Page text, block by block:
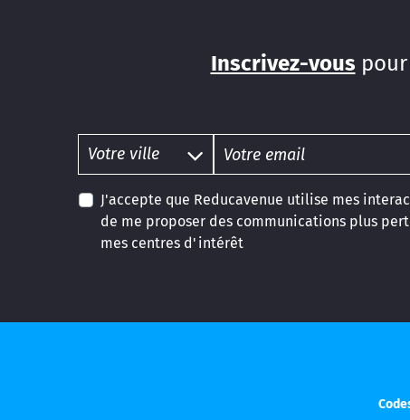
Inscrivez-vous
J'accepte que Reducavenue utilise mes
de me proposer des communications plus
mes centres d'intérêt